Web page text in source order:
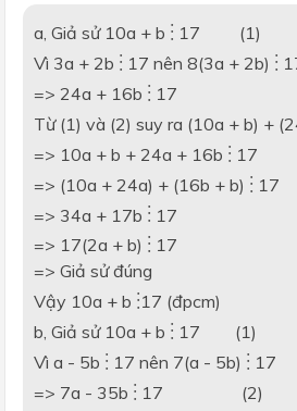
a, Giả sử 10a + b ⋮ 17 (1)
Vì 3a + 2b ⋮
⋮
17 nên 8(3a + 2b) ⋮
=> 24a + 16b ⋮
⋮
17
Từ (1) và (2) suy ra (10a + b) +
=> 10a + b + 24a + 16b ⋮
⋮
17
=> (10a + 24a) + (16b + b) ⋮
⋮
17
=> 34a + 17b ⋮
⋮
17
=> 17(2a + b) ⋮
⋮
17
=> Giả sử đúng
Vậy 10a + b ⋮
⋮
17 (đpcm)
b, Giả sử 10a + b ⋮
⋮
17 (1)
Vì a - 5b ⋮ 17 nên 7(a - 5b) ⋮
⋮
17
=> 7a - 35b ⋮ 17 (2)